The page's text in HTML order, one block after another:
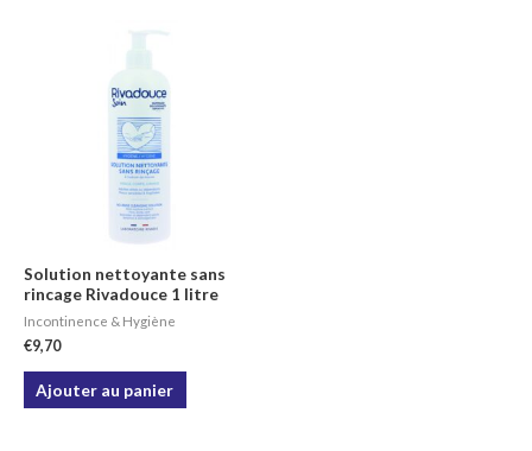
Solution nettoyante sans
rincage Rivadouce 1 litre
Incontinence & Hygiène
€9,70
Ajouter au panier